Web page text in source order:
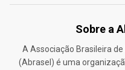
Sobre a
A Associação Brasileira
(Abrasel) é uma